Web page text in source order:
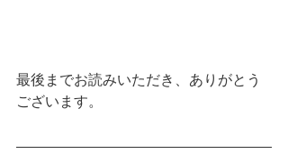
最後までお読みいただき、ありがとう
ございます。